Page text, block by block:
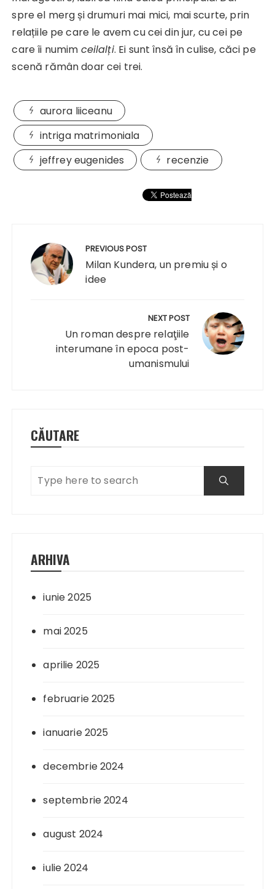
spre el merg și drumuri mai mici, mai scurte, prin
relațiile pe care le avem cu cei din jur, cu cei pe
care îi numim ceilalți. Ei sunt însă în culise, căci pe
scenă rămân doar cei trei.
aurora liiceanu
intriga matrimoniala
jeffrey eugenides
recenzie
articole
PREVIOUS POST
Milan Kundera, un premiu și o
idee
NEXT POST
Un roman despre relaţiile
interumane în epoca post-
umanismului
CĂUTARE
ARHIVA
iunie 2025
mai 2025
aprilie 2025
februarie 2025
ianuarie 2025
decembrie 2024
septembrie 2024
august 2024
iulie 2024